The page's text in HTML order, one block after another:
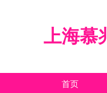
上海慕
首页